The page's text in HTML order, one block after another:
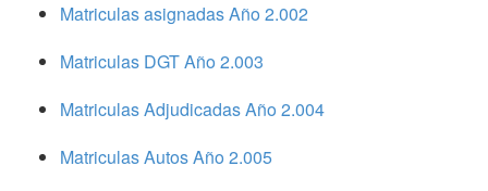
Matriculas asignadas Año 2.002
Matriculas DGT Año 2.003
Matriculas Adjudicadas Año 2.004
Matriculas Autos Año 2.005